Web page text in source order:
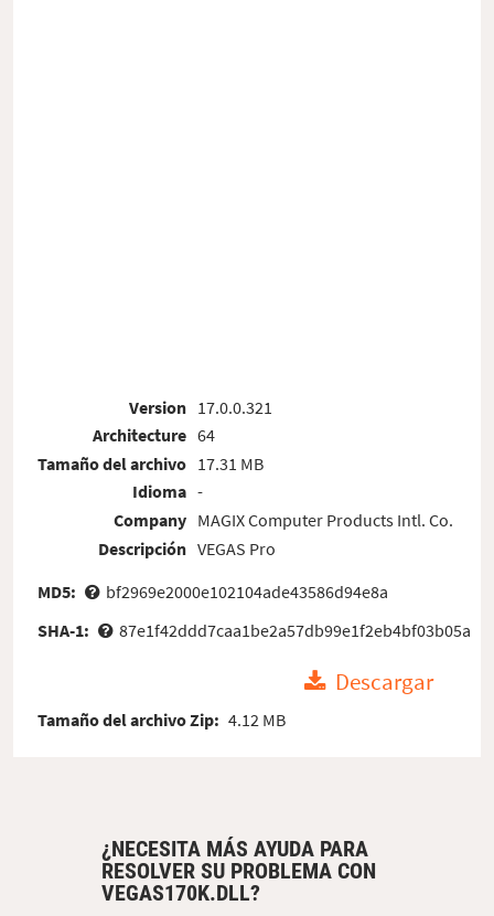
Version
Architecture
Tamaño del archivo
Idioma
Company
Descripción
17.0.0.321
64
17.31 MB
-
MAGIX Computer Products Intl. Co.
VEGAS Pro
MD5:
bf2969e2000e102104ade43586d94e8a
SHA-1:
87e1f42ddd7caa1be2a57db99e1f2eb4bf03b05a
Descargar
Tamaño del archivo Zip: 4.12 MB
¿NECESITA MÁS AYUDA PARA
RESOLVER SU PROBLEMA CON
VEGAS170K.DLL?